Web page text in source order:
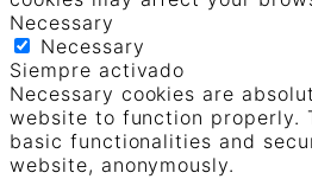
Necessary
Necessary
Siempre activado
Necessary cookies are
website to function properly.
basic functionalities and
website, anonymously.